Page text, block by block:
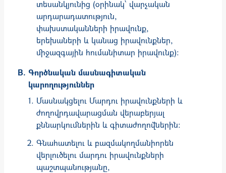
տեսանկյունից (օրինակ՝ վարչական
արդարադատություն,
փախստականների իրավունք,
երեխաների և կանաց իրավունքներ,
միջազգային հումանիտար իրավունք):
Գործնական մասնագիտական
կարողություններ
Մասնակցելու Մարդու իրավունքների և
ժողովրդավարացման վե­րա­բերյալ
քննարկումներին և գիտաժողովներին։
Գնահատելու և բազմակողմանիորեն
վերլուծելու մարդու իրավունքների
պաշտպանությանը,